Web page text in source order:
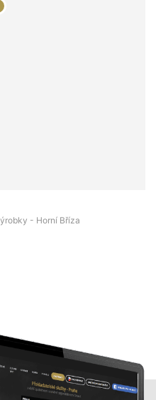
- Horní Bříza